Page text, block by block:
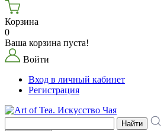
Корзина
0
Ваша корзина пуста!
Войти
Вход в личный кабинет
Регистрация
Найти